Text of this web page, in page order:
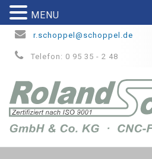
r.schoppel@schoppel.de
Telefon: 0 95 35 - 2 48
MENU